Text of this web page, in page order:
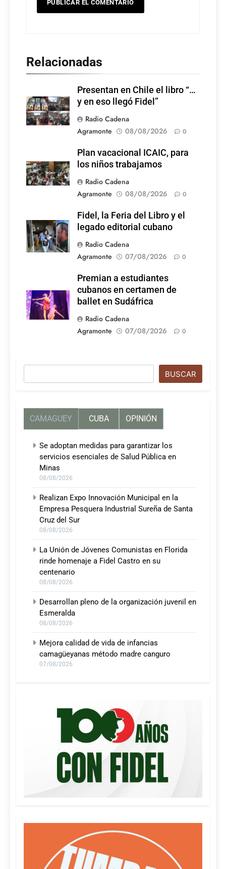
Relacionadas
Presentan en Chile el libro “…
y en eso llegó Fidel”
Radio Cadena
Agramonte
08/08/2026 0
Plan vacacional ICAIC, para
los niños trabajamos
Radio Cadena
Agramonte
08/08/2026 0
Fidel, la Feria del Libro y el
legado editorial cubano
Radio Cadena
Agramonte
07/08/2026 0
Premian a estudiantes
cubanos en certamen de
ballet en Sudáfrica
Radio Cadena
Agramonte
07/08/2026 0
BUSCAR
CAMAGUEY CUBA OPINIÓN
Se adoptan medidas para garantizar los
servicios esenciales de Salud Pública en
Minas
08/08/2026
Realizan Expo Innovación Municipal en la
Empresa Pesquera Industrial Sureña de Santa
Cruz del Sur
08/08/2026
La Unión de Jóvenes Comunistas en Florida
rinde homenaje a Fidel Castro en su
centenario
08/08/2026
Desarrollan pleno de la organización juvenil en
Esmeralda
08/08/2026
Mejora calidad de vida de infancias
camagüeyanas método madre canguro
07/08/2026